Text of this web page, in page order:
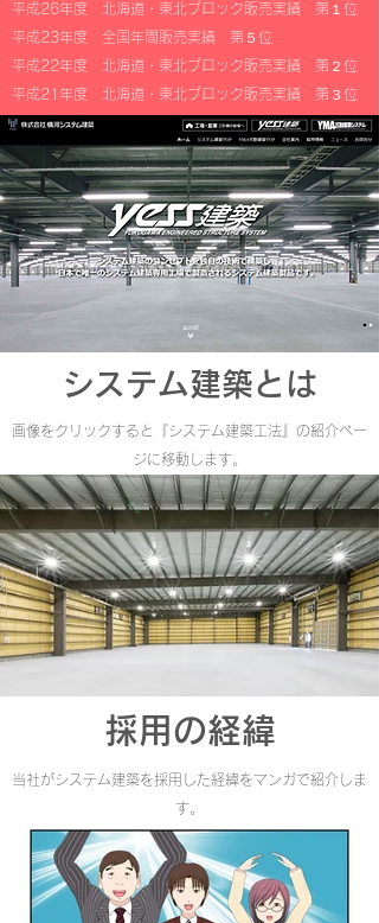
平成26年度 北海道・東北ブロック販売実績 第１位
平成23年度 全国年間販売実績 第５位
平成22年度 北海道・東北ブロック販売実績 第２位
平成21年度 北海道・東北ブロック販売実績 第３位
システム建築とは
画像をクリックすると『システム建築工法』の紹介ペー
ジに移動します。
​採用の経緯
​当社がシステム建築を採用した経緯をマンガで紹介しま
す。